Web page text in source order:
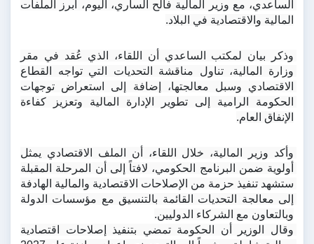
المالية والاقتصادية في البلاد.
الإنفاق العام.
وبالتعاون مع الشركاء الدوليين.